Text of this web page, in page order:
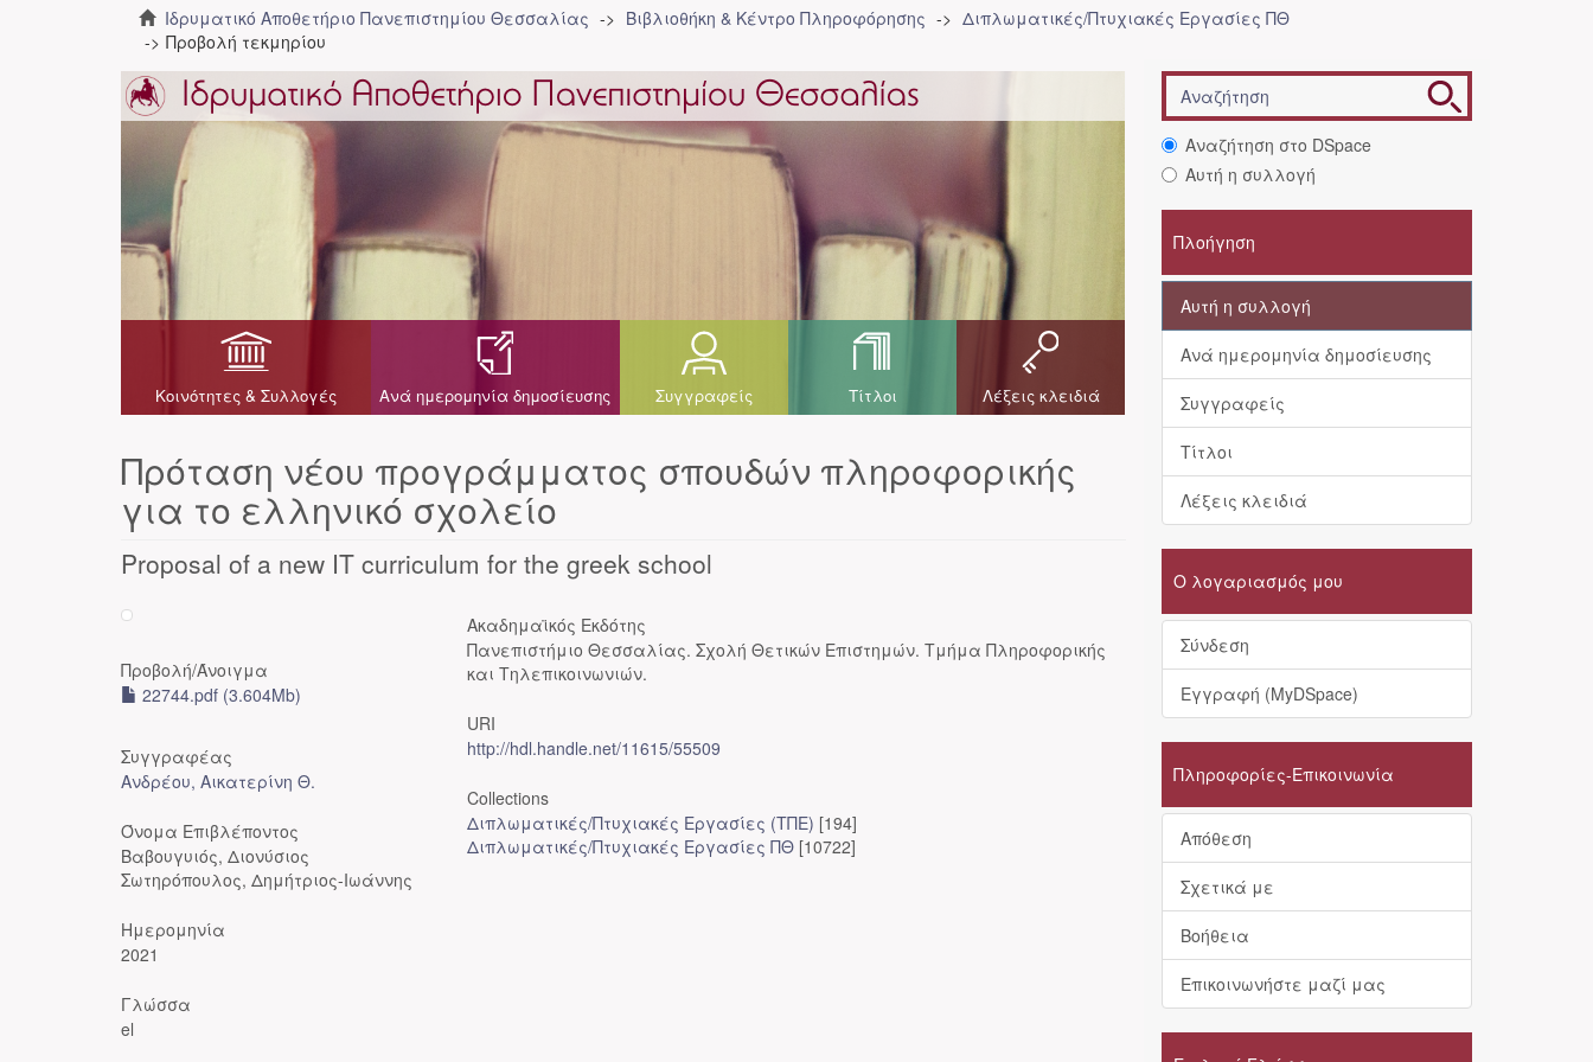
Ιδρυματικό Αποθετήριο Πανεπιστημίου Θεσσαλίας Βιβλιοθήκη & Κέντρο Πληροφόρησης
Διπλωματικές/Πτυχιακές Εργασίες ΠΘ
Προβολή τεκμηρίου
Κοινότητες & Συλλογές Ανά ημερομηνία δημοσίευσης Συγγραφείς Τίτλοι Λέξεις κλειδιά
Πρόταση νέου προγράμματος σπουδών πληροφορικής
για το ελληνικό σχολείο
Proposal of a new IT curriculum for the greek school
Προβολή/Άνοιγμα
22744.pdf (3.604Mb)
Συγγραφέας
Ανδρέου, Αικατερίνη Θ.
Όνομα Επιβλέποντος
Βαβουγυιός, Διονύσιος
Σωτηρόπουλος, Δημήτριος-Ιωάννης
Ημερομηνία
2021
Γλώσσα
el
Ακαδημαϊκός Εκδότης
Πανεπιστήμιο Θεσσαλίας. Σχολή Θετικών Επιστημών. Τμήμα Πληροφορικής
και Τηλεπικοινωνιών.
URI
http://hdl.handle.net/11615/55509
Collections
Διπλωματικές/Πτυχιακές Εργασίες (ΤΠΕ) [194]
Διπλωματικές/Πτυχιακές Εργασίες ΠΘ [10722]
Αναζήτηση στο DSpace
Αυτή η συλλογή
Πλοήγηση
Αυτή η συλλογή
Ανά ημερομηνία δημοσίευσης
Συγγραφείς
Τίτλοι
Λέξεις κλειδιά
Ο λογαριασμός μου
Σύνδεση
Εγγραφή (MyDSpace)
Πληροφορίες-Επικοινωνία
Απόθεση
Σχετικά με
Βοήθεια
Επικοινωνήστε μαζί μας